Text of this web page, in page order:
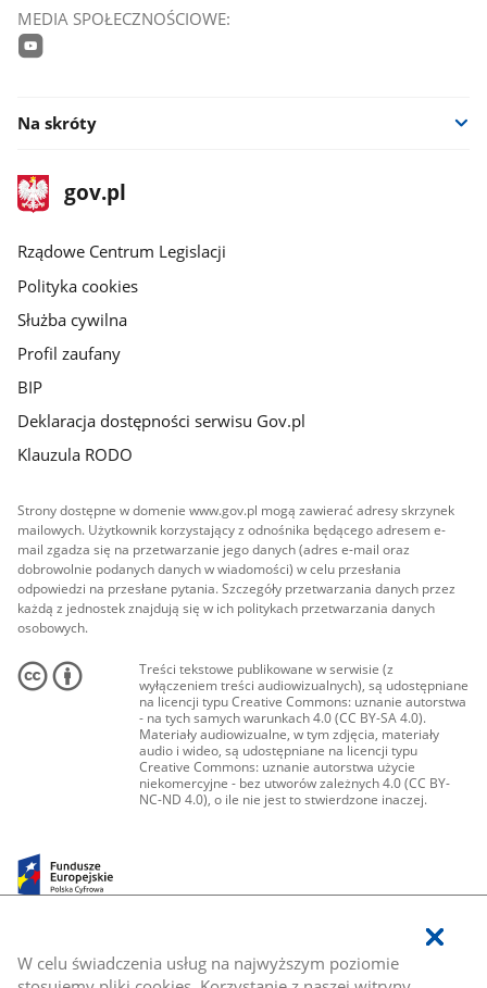
W celu świadczenia usług na najwyższym poziomie
MEDIA SPOŁECZNOŚCIOWE:
Na skróty
stopka
gov.plStrona
gov.pl
Rządowe Centrum Legislacji
Polityka cookies
Służba cywilna
Profil zaufany
BIP
Deklaracja dostępności serwisu Gov.pl
Klauzula RODO
Strony dostępne w domenie www.gov.pl mogą zawierać adresy skrzynek
mailowych. Użytkownik korzystający z odnośnika będącego adresem e-
mail zgadza się na przetwarzanie jego danych (adres e-mail oraz
dobrowolnie podanych danych w wiadomości) w celu przesłania
odpowiedzi na przesłane pytania. Szczegóły przetwarzania danych przez
każdą z jednostek znajdują się w ich politykach przetwarzania danych
osobowych.
Treści tekstowe publikowane w serwisie (z
wyłączeniem treści audiowizualnych), są udostępniane
na licencji typu Creative Commons: uznanie autorstwa
- na tych samych warunkach 4.0 (CC BY-SA 4.0).
Materiały audiowizualne, w tym zdjęcia, materiały
audio i wideo, są udostępniane na licencji typu
Creative Commons: uznanie autorstwa użycie
niekomercyjne - bez utworów zależnych 4.0 (CC BY-
NC-ND 4.0), o ile nie jest to stwierdzone inaczej.